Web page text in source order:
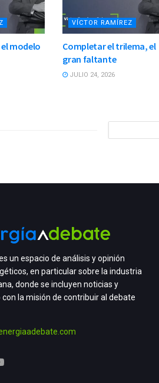
modelo
VÍCTOR RAMÍREZ
Completar el trilema, el
gran faltante
JULIO 24, 2026
un espacio de análisis y opinión
en particular sobre la industria
donde se incluyen noticias y
la misión de contribuir al debate